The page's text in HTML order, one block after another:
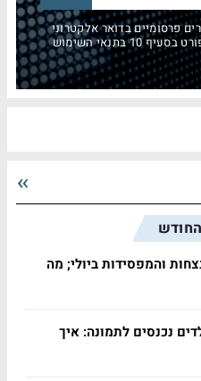
פרסומיים בדואר אלקטרוני
בתנאי השימוש
החודש
והמפסידות ביולי; מה
נכנסים לתמונה: איך